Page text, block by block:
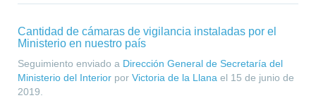
Cantidad de cámaras de vigilancia instaladas por el
Ministerio en nuestro país
Seguimiento enviado a Dirección General de Secretaría del
Ministerio del Interior por Victoria de la Llana el 15 de junio de
2019